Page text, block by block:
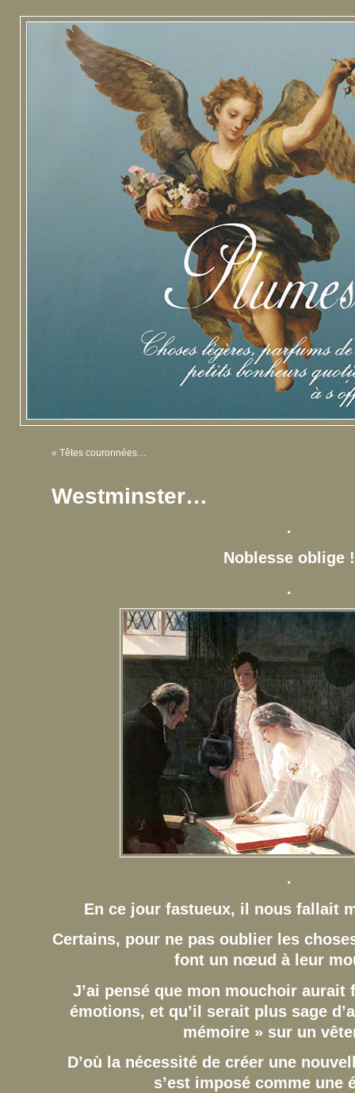
« Têtes couronnées…
Westminster…
.
Noblesse oblige !
.
.
En ce jour fastueux, il nous fallait
Certains, pour ne pas oublier les
font un nœud à leur
J’ai pensé que mon mouchoir aurait
émotions, et qu’il serait plus sage
mémoire » sur un
D’où la nécessité de créer une
s’est imposé comme une